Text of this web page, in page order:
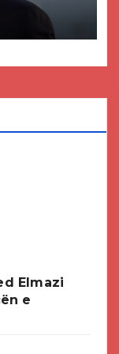
e
Elmazi
e